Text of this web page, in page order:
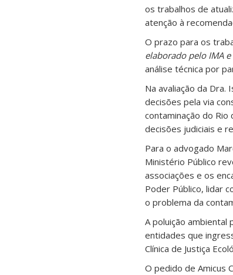
os trabalhos de
atenção à
O prazo para os
elaborado pelo IMA
análise técnica por
Na avaliação da Dra.
decisões pela via
contaminação do
decisões judiciais e
Para o advogado
Ministério Público
associações e os
Poder Público, lidar
o problema da
A poluição
entidades que
Clínica de Justiça
O pedido de Amicus